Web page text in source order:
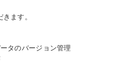
ます。
タのバージョン管理